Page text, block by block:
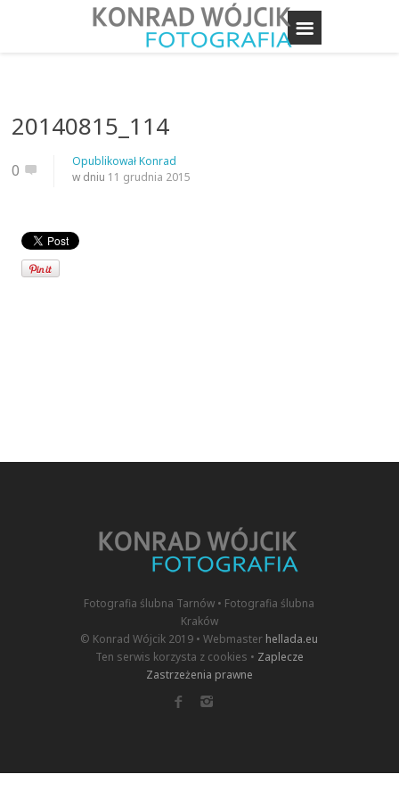
20140815_114
0 OpublikowałKonrad
w dniu 11 grudnia 2015
Fotografia ślubna Tarnów • Fotografia ślubna
Kraków
© Konrad Wójcik 2019 • Webmaster hellada.eu
Ten serwis korzysta z cookies • Zaplecze
Zastrzeżenia prawne